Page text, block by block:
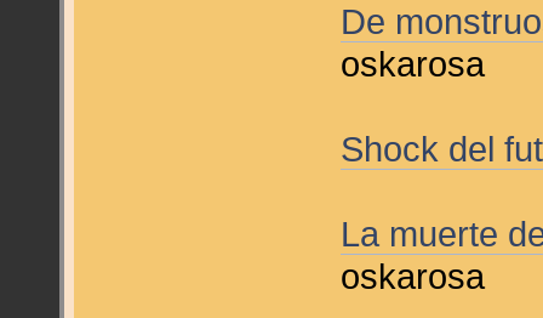
De
oskarosa
Shock del
La muerte
oskarosa